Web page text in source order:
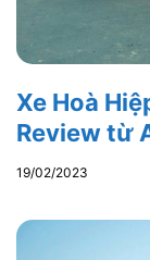
Xe Hoà
Review từ
19/02/2023